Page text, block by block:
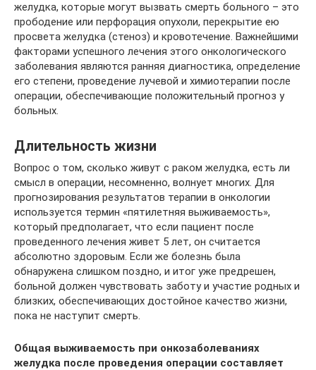
желудка, которые могут вызвать смерть больного – это
прободение или перфорация опухоли, перекрытие ею
просвета желудка (стеноз) и кровотечение. Важнейшими
факторами успешного лечения этого онкологического
заболевания являются ранняя диагностика, определение
его степени, проведение лучевой и химиотерапии после
операции, обеспечивающие положительный прогноз у
больных.
Длительность жизни
Вопрос о том, сколько живут с раком желудка, есть ли
смысл в операции, несомненно, волнует многих. Для
прогнозирования результатов терапии в онкологии
используется термин «пятилетняя выживаемость»,
который предполагает, что если пациент после
проведенного лечения живет 5 лет, он считается
абсолютно здоровым. Если же болезнь была
обнаружена слишком поздно, и итог уже предрешен,
больной должен чувствовать заботу и участие родных и
близких, обеспечивающих достойное качество жизни,
пока не наступит смерть.
Общая выживаемость при онкозаболеваниях
желудка после проведения операции составляет